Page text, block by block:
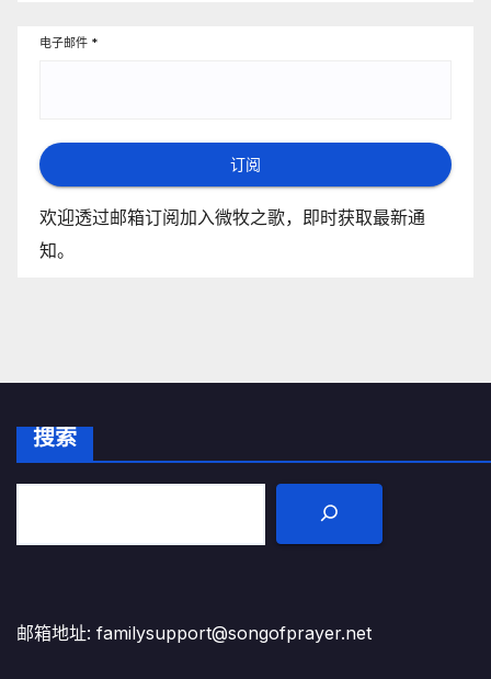
电子邮件 *
订阅
欢迎透过邮箱订阅加入微牧之歌，即时获取最新通
知。
搜索
邮箱地址: familysupport@songofprayer.net